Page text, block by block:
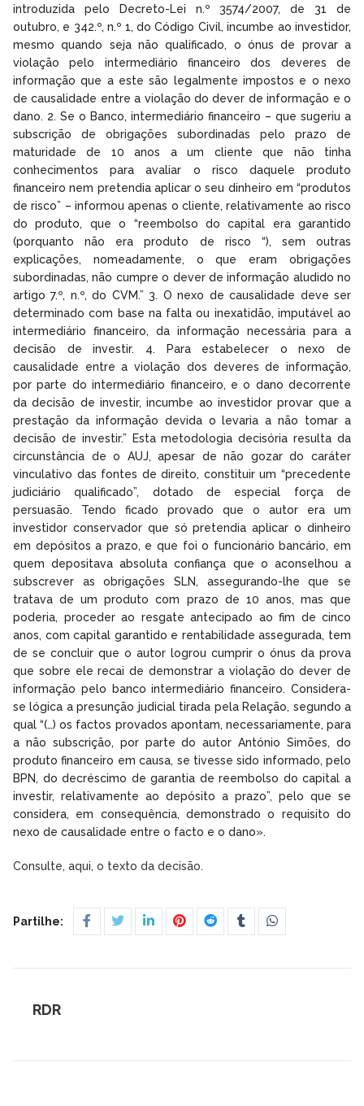
introduzida pelo Decreto-Lei n.º 3574/2007, de 31 de
outubro, e 342.º, n.º 1, do Código Civil, incumbe ao investidor,
mesmo quando seja não qualificado, o ónus de provar a
violação pelo intermediário financeiro dos deveres de
informação que a este são legalmente impostos e o nexo
de causalidade entre a violação do dever de informação e o
dano. 2. Se o Banco, intermediário financeiro – que sugeriu a
subscrição de obrigações subordinadas pelo prazo de
maturidade de 10 anos a um cliente que não tinha
conhecimentos para avaliar o risco daquele produto
financeiro nem pretendia aplicar o seu dinheiro em “produtos
de risco” – informou apenas o cliente, relativamente ao risco
do produto, que o “reembolso do capital era garantido
(porquanto não era produto de risco “), sem outras
explicações, nomeadamente, o que eram obrigações
subordinadas, não cumpre o dever de informação aludido no
artigo 7.º, n.º, do CVM.” 3. O nexo de causalidade deve ser
determinado com base na falta ou inexatidão, imputável ao
intermediário financeiro, da informação necessária para a
decisão de investir. 4. Para estabelecer o nexo de
causalidade entre a violação dos deveres de informação,
por parte do intermediário financeiro, e o dano decorrente
da decisão de investir, incumbe ao investidor provar que a
prestação da informação devida o levaria a não tomar a
decisão de investir.” Esta metodologia decisória resulta da
circunstância de o AUJ, apesar de não gozar do caráter
vinculativo das fontes de direito, constituir um “precedente
judiciário qualificado”, dotado de especial força de
persuasão. Tendo ficado provado que o autor era um
investidor conservador que só pretendia aplicar o dinheiro
em depósitos a prazo, e que foi o funcionário bancário, em
quem depositava absoluta confiança que o aconselhou a
subscrever as obrigações SLN, assegurando-lhe que se
tratava de um produto com prazo de 10 anos, mas que
poderia, proceder ao resgate antecipado ao fim de cinco
anos, com capital garantido e rentabilidade assegurada, tem
de se concluir que o autor logrou cumprir o ónus da prova
que sobre ele recai de demonstrar a violação do dever de
informação pelo banco intermediário financeiro. Considera-
se lógica a presunção judicial tirada pela Relação, segundo a
qual “(…) os factos provados apontam, necessariamente, para
a não subscrição, por parte do autor António Simões, do
produto financeiro em causa, se tivesse sido informado, pelo
BPN, do decréscimo de garantia de reembolso do capital a
investir, relativamente ao depósito a prazo”, pelo que se
considera, em consequência, demonstrado o requisito do
nexo de causalidade entre o facto e o dano».
Consulte, aqui, o texto da decisão.
Partilhe:
RDR